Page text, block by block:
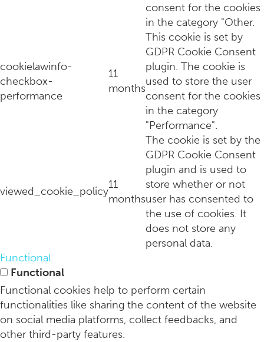
Thuis een dinner party hosten? Dit zijn drie onmisbare tips
Brasserie Vessel: all-day tafelen aan het Amsterdamse IJ
consent for the cookies
in the category "Other.
cookielawinfo-
checkbox-
performance
11
months
This cookie is set by
GDPR Cookie Consent
plugin. The cookie is
used to store the user
consent for the cookies
in the category
"Performance".
viewed_cookie_policy
11
months
The cookie is set by the
GDPR Cookie Consent
plugin and is used to
store whether or not
user has consented to
the use of cookies. It
does not store any
personal data.
Functional
Functional
Functional cookies help to perform certain
functionalities like sharing the content of the website
on social media platforms, collect feedbacks, and
other third-party features.